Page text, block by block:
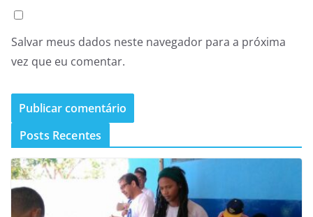
Salvar meus dados neste navegador para a próxima
vez que eu comentar.
Posts Recentes